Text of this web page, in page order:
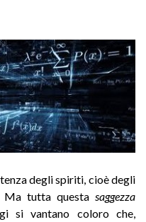
degli spiriti, cioè degli
Ma tutta questa saggezza
si vantano coloro che,